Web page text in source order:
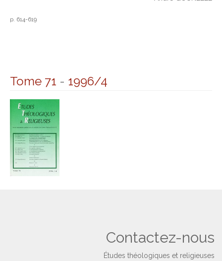
p. 614-619
Tome 71 - 1996/4
Contactez-nous
Études théologiques et religieuses